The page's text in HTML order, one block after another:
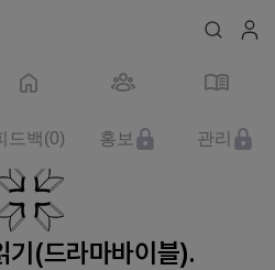
기(드라마바이블).
드백 (0) 홍보 관리